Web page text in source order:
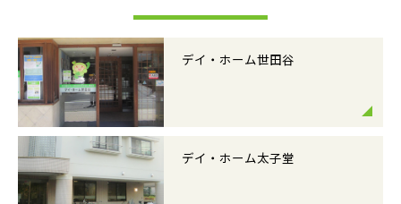
デイ・ホーム世田谷
デイ・ホーム太子堂